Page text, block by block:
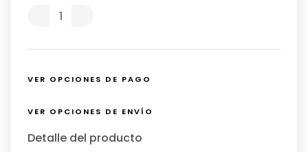
VER OPCIONES DE PAGO
VER OPCIONES DE ENVÍO
Detalle del producto